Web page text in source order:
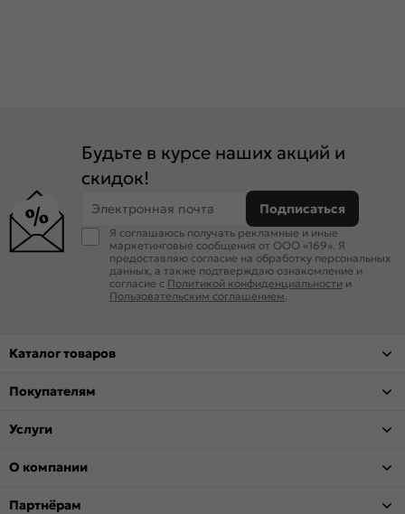
Будьте в курсе наших акций и
скидок!
Электронная почта Подписаться
Я соглашаюсь получать рекламные и иные
маркетинговые сообщения от ООО «169». Я
предоставляю согласие на обработку персональных
данных, а также подтверждаю ознакомление и
согласие с Политикой конфиденциальности и
Пользовательским соглашением
Каталог товаров
Покупателям
Услуги
О компании
Партнёрам